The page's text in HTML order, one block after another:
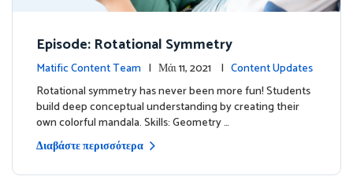
Episode: Rotational Symmetry
Matific Content Team | Μάι 11, 2021 | Content Updates
Rotational symmetry has never been more fun! Students
build deep conceptual understanding by creating their
own colorful mandala. Skills: Geometry …
Διαβάστε περισσότερα